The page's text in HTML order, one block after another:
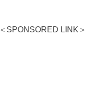
＜SPONSORED LINK＞